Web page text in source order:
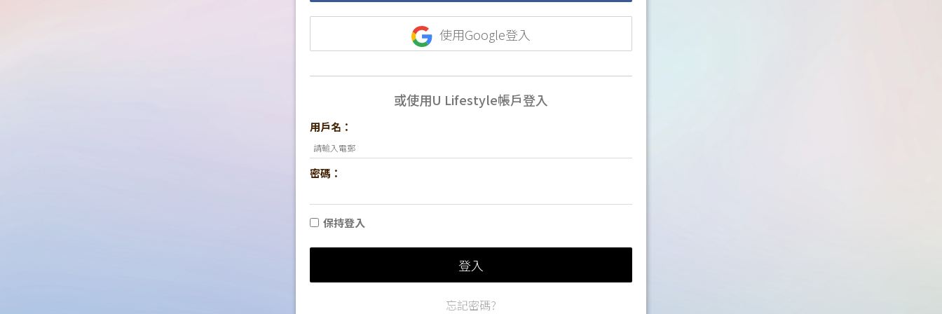
使用Google登入
或使用U Lifestyle帳戶登入
用戶名：
密碼：
保持登入
登入
忘記密碼?